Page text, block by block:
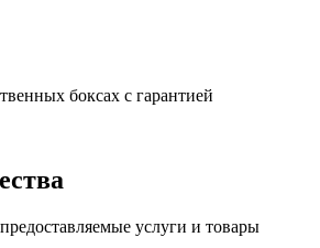
боксах с гарантией
предоставляемые услуги и товары